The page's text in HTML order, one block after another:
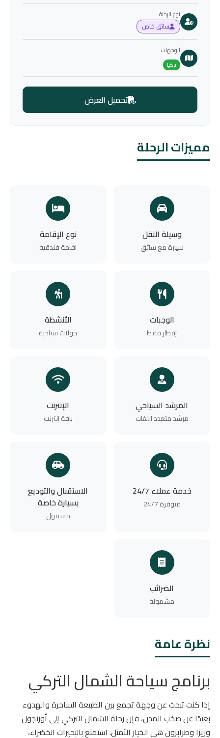
مميزات الرحلة
وسيلة النقل
سيارة مع سائق
نوع الإقامة
اقامة فندقية
الوجبات
إفطار فقط
الأنشطة
جولات سياحية
المرشد السياحي
مرشد متعدد اللغات
الإنترنت
باقة انترنت
خدمة عملاء 24/7
متوفرة 24/7
الاستقبال والتوديع
بسيارة خاصة
مشمول
الضرائب
مشمولة
نظرة عامة
برنامج سياحة الشمال التركي
إذا كنت تبحث عن وجهة تجمع بين الطبيعة الساحرة والهدوء
بعيدًا عن صخب المدن، فإن رحلة الشمال التركي إلى أوزنجول
وريزا وطرابزون هي الخيار الأمثل. استمتع بالبحيرات الخضراء،
نوع الرحلة
سائق خاص
الوجهات
تركيا
تحميل العرض